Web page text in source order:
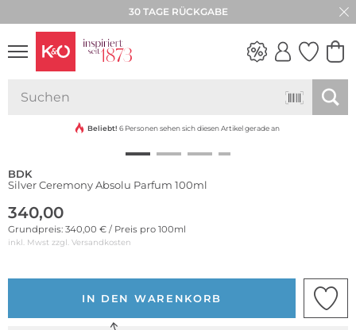
30 TAGE RÜCKGABE
Beliebt! 6 Personen sehen sich diesen Artikel gerade an
BDK
Silver Ceremony Absolu Parfum 100ml
340,00
Grundpreis: 340,00 € / Preis pro 100ml
inkl. Mwst zzgl. Versandkosten
IN DEN WARENKORB